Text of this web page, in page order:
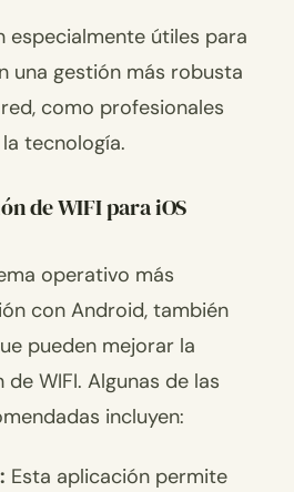
especialmente útiles para
una gestión más robusta
como profesionales
tecnología.
de WIFI para iOS
operativo más
con Android, también
pueden mejorar la
WIFI. Algunas de las
incluyen:
Esta aplicación permite